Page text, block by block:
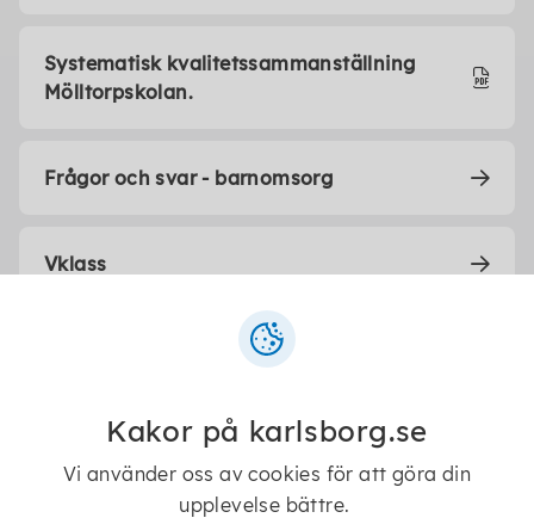
Systematisk kvalitetssammanställning
Mölltorpskolan.
Frågor och svar - barnomsorg
Vklass
Kakor på karlsborg.se
Vi använder oss av cookies för att göra din
upplevelse bättre.